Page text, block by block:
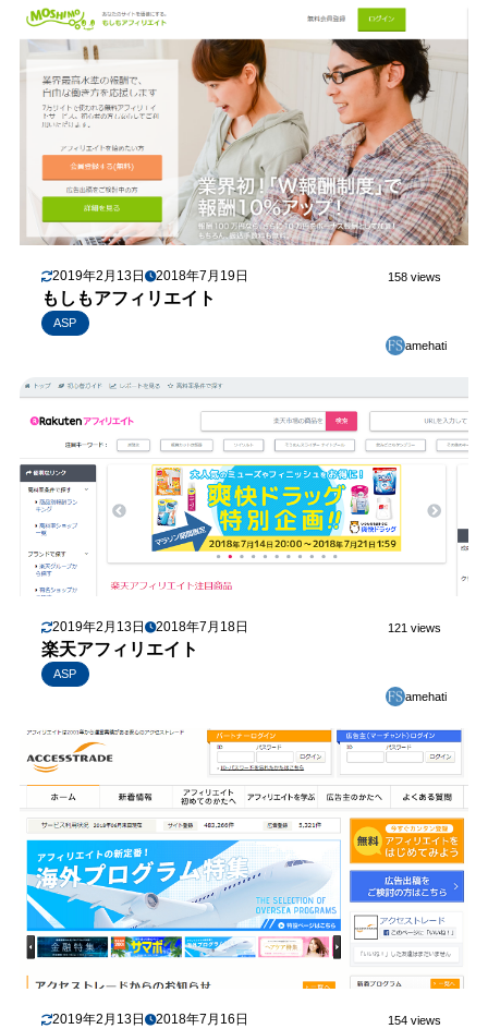
2019年2月13日 2018年7月19日 158 views
もしもアフィリエイト
ASP
amehati
2019年2月13日 2018年7月18日 121 views
楽天アフィリエイト
ASP
amehati
2019年2月13日 2018年7月16日 154 views